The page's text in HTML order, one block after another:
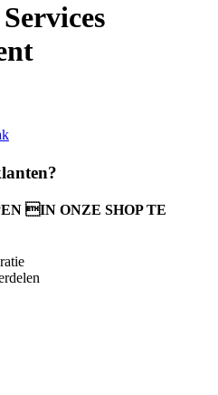
IN ONZE SHOP TE